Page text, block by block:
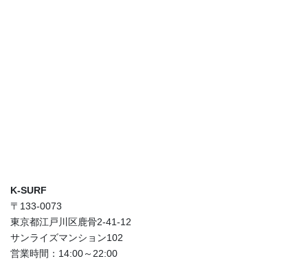
K-SURF
〒133-0073
東京都江戸川区鹿骨2-41-12
サンライズマンション102
営業時間：14:00～22:00